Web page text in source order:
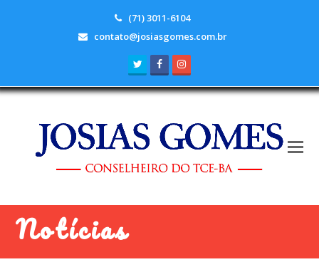
(71) 3011-6104
contato@josiasgomes.com.br
TwitterFacebook
Notícias